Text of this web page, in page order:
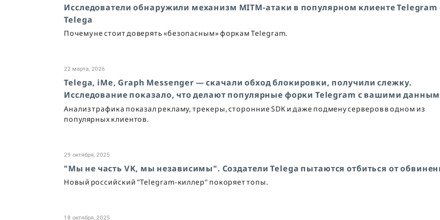
Исследователи обнаружили механизм MITM-атаки в популярном клиенте
Telega
Почему не стоит доверять «безопасным» форкам Telegram.
22 марта, 2026
Telega, iMe, Graph Messenger — скачали обход блокировки, получили слежку.
Исследование показало, что делают популярные форки Telegram с вашими
Анализ трафика показал рекламу, трекеры, сторонние SDK и даже подмену серверов в одном из
популярных клиентов.
29 октября, 2025
"Мы не часть VK, мы независимы". Создатели Telega пытаются отбиться от
Новый российский "Telegram-киллер" покоряет топы.
18 октября, 2025